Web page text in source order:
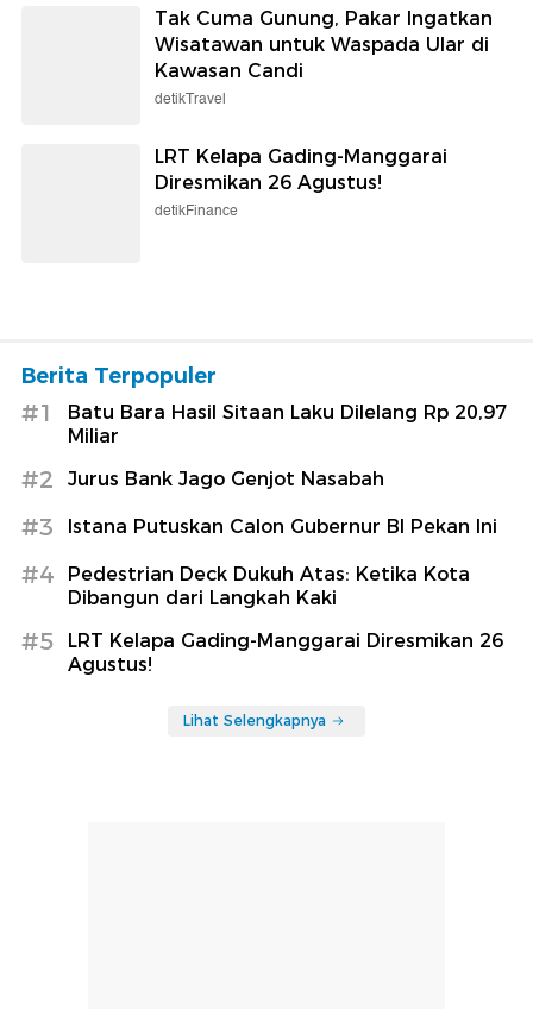
Tak Cuma Gunung, Pakar Ingatkan
Wisatawan untuk Waspada Ular di
Kawasan Candi
detikTravel
LRT Kelapa Gading-Manggarai
Diresmikan 26 Agustus!
detikFinance
Berita Terpopuler
#1
Batu Bara Hasil Sitaan Laku Dilelang Rp 20,97
Miliar
#2 Jurus Bank Jago Genjot Nasabah
#3 Istana Putuskan Calon Gubernur BI Pekan Ini
#4
Pedestrian Deck Dukuh Atas: Ketika Kota
Dibangun dari Langkah Kaki
#5
LRT Kelapa Gading-Manggarai Diresmikan 26
Agustus!
Lihat Selengkapnya